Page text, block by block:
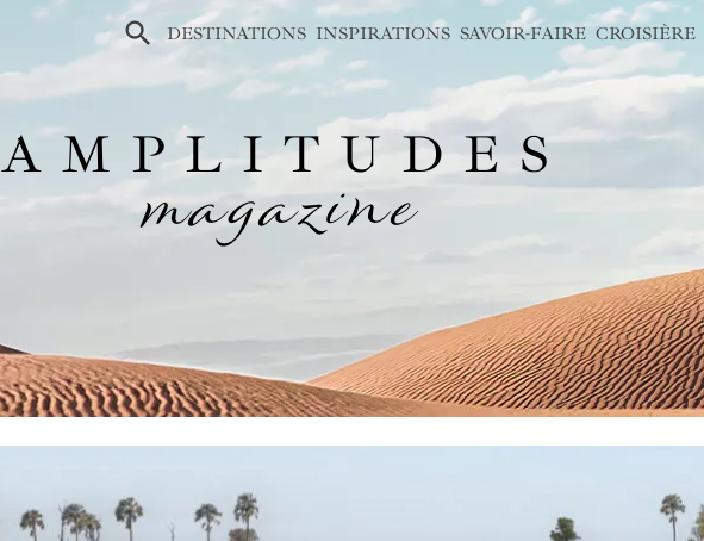
× DESTINATIONS INSPIRATIONS SAVOIR-FAIRE CROISIÈRE
AMPLITUDES
magazine